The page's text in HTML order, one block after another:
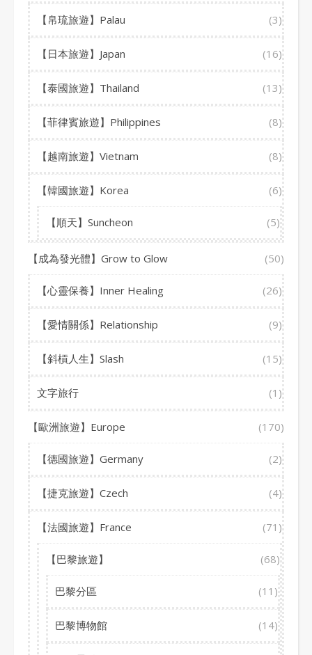
【帛琉旅遊】Palau (3)
【日本旅遊】Japan (16)
【泰國旅遊】Thailand (13)
【菲律賓旅遊】Philippines (8)
【越南旅遊】Vietnam (8)
【韓國旅遊】Korea (6)
【順天】Suncheon (5)
【成為發光體】Grow to Glow (50)
【心靈保養】Inner Healing (26)
【愛情關係】Relationship (9)
【斜槓人生】Slash (15)
文字旅行 (1)
【歐洲旅遊】Europe (170)
【德國旅遊】Germany (2)
【捷克旅遊】Czech (4)
【法國旅遊】France (71)
【巴黎旅遊】 (68)
巴黎分區 (11)
巴黎博物館 (14)